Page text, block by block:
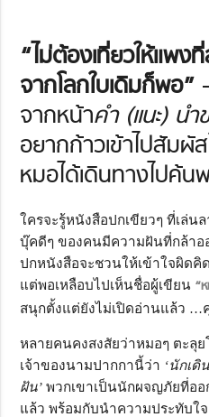
“ไม่ต้องเที่ยวให้แพ
จากโลกใบเดิมก็พอ”
จากหน้าคำ (แนะ) น
อยากก้าวเข้าไปสัมผั
หมอได้เดินทางไปค้น
ใครจะรู้หนังสือปกเขียวๆ ที่เล่น
บุ๊คดีๆ ของคนมีความฝันที่กล้าอ
ปกหนังสือจะชวนให้เข้าใจผิดคิ
แต่พอเหลือบไปเห็นชื่อผู้เขียน “
สนุกตั้งแต่ยังไม่เปิดอ่านแล้ว …
หลายคนคงสงสัยว่าหมอๆ ตะลุย
เจ้าของนามปากกานี้ว่า ‘นักเดิ
ฝัน’ พวกเขาเป็นนักผจญภัยที่ออ
แล้ว พร้อมกับนำความประทับใ